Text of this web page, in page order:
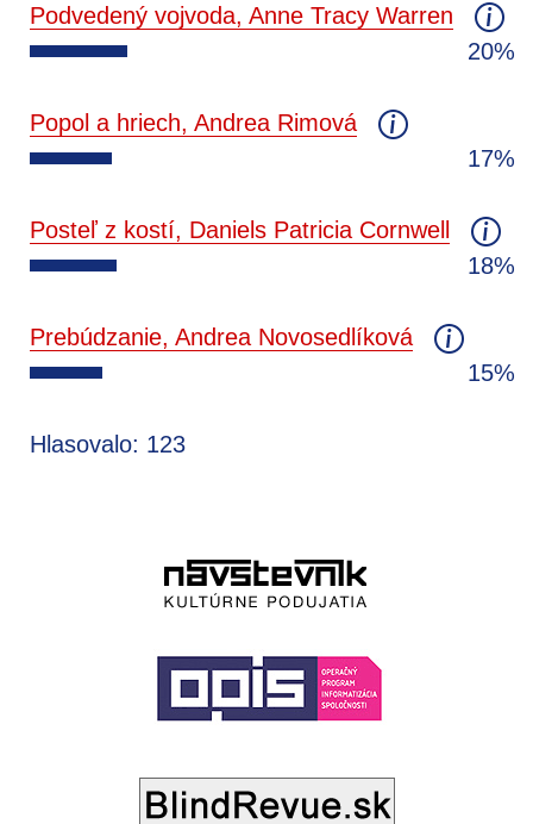
Podvedený vojvoda, Anne Tracy Warren
20%
Popol a hriech, Andrea Rimová
17%
Posteľ z kostí, Daniels Patricia Cornwell
18%
Prebúdzanie, Andrea Novosedlíková
15%
Hlasovalo: 123